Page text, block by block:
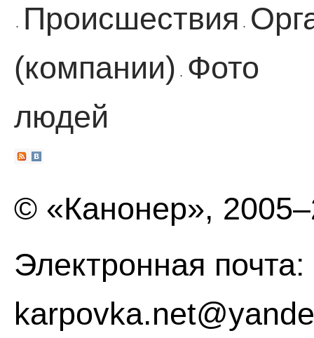
· Происшествия ·
(компании)
·
Фото
людей
© «Канонер»,
Электронная почта: